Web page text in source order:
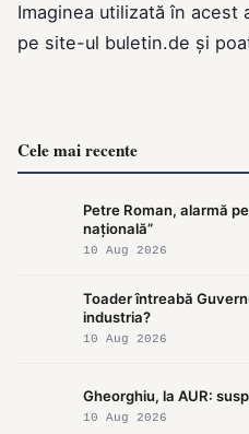
Imaginea utilizată în
pe site-ul buletin.de și
Cele mai recente
Petre Roman, alarmă
națională”
10 Aug 2026
Toader întreabă
industria?
10 Aug 2026
Gheorghiu, la AUR:
10 Aug 2026